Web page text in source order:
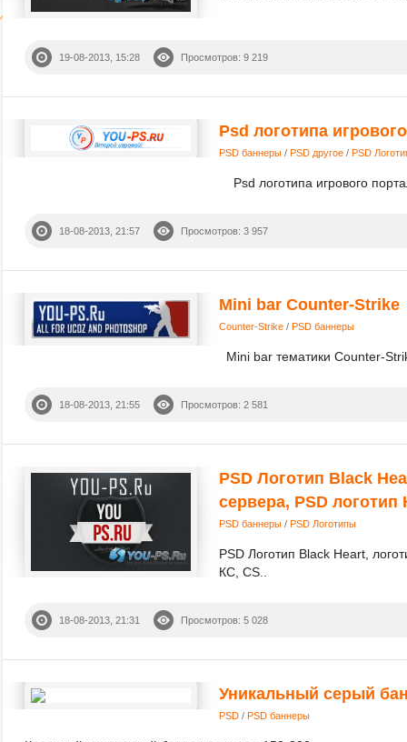
19-08-2013, 15:28 Просмотров: 9 219
Psd логотипа
PSD баннеры / PSD другое / PSD
Psd логотипа игрового
18-08-2013, 21:57 Просмотров: 3 957
Mini bar Counter-Strike
Counter-Strike / PSD баннеры
Mini bar тематики Counter-
18-08-2013, 21:55 Просмотров: 2 581
PSD Логотип Black
сервера, PSD логотип
PSD баннеры / PSD Логотипы
PSD Логотип Black Heart,
КС, CS..
18-08-2013, 21:31 Просмотров: 5 028
Уникальный серый
PSD / PSD баннеры